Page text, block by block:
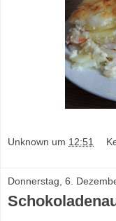
Unknown um 12:51
Donnerstag, 6.